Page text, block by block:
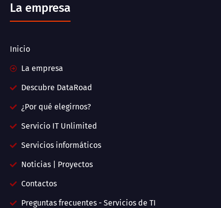
La empresa
Inicio
La empresa
Descubre DataRoad
¿Por qué elegirnos?
Servicio IT Unlimited
Servicios informáticos
Noticias | Proyectos
Contactos
Preguntas frecuentes - Servicios de TI